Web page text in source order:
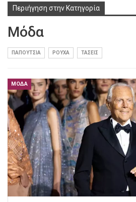
Περιήγηση στην Κατηγορία
Μόδα
ΠΑΠΟΎΤΣΙΑ ΡΟΎΧΑ ΤΆΣΕΙΣ
ΜΌΔΑ